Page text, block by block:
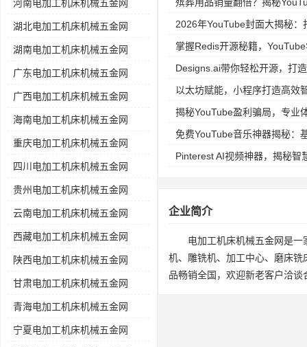
河南电加工机床机械五金网
湖北电加工机床机械五金网
湖南电加工机床机械五金网
广东电加工机床机械五金网
广西电加工机床机械五金网
海南电加工机床机械五金网
重庆电加工机床机械五金网
四川电加工机床机械五金网
贵州电加工机床机械五金网
云南电加工机床机械五金网
西藏电加工机床机械五金网
陕西电加工机床机械五金网
甘肃电加工机床机械五金网
青海电加工机床机械五金网
宁夏电加工机床机械五金网
2026年YouTube封面大揭秘
掌握Redis开源秘籍，
Designs.ai带你轻松开源，打
以太坊赋能，小程序打造高效
揭秘YouTube盈利骗局，专业
免费YouTube音乐神器揭秘：
Pinterest AI视频神器，揭秘智
企业简介
电加工机床机械五金网是
机、雕铣机、加工中心、磨床
品畅销全国，欢迎新老客户洽谈